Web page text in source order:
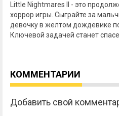
Little Nightmares II - это
хоррор игры. Сыграйте за
девочку в желтом дождевике
Ключевой задачей станет
КОММЕНТАРИИ
Добавить свой